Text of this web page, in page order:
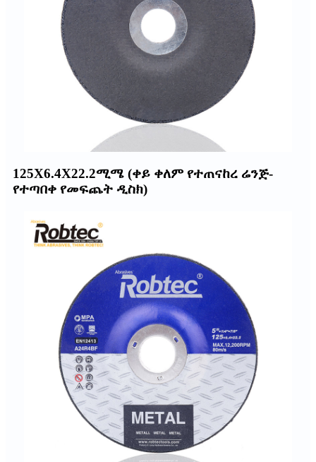
125X6.4X22.2ሚሜ (ቀይ ቀለም የተጠናከረ ሬንጅ-
የተጣበቀ የመፍጨት ዲስክ)